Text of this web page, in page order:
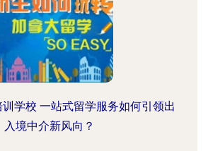
学校 一站式留学服务如何引领出
入境中介新风向？